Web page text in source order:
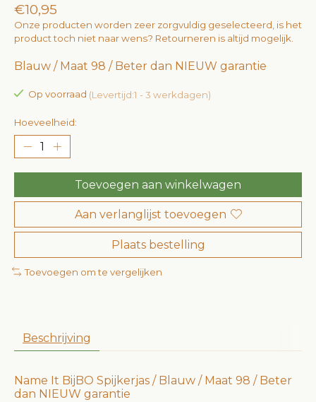
€10,95
Onze producten worden zeer zorgvuldig geselecteerd, is het
product toch niet naar wens? Retourneren is altijd mogelijk.
Blauw / Maat 98 / Beter dan NIEUW garantie
Op voorraad (Levertijd:1 - 3 werkdagen)
Hoeveelheid:
Toevoegen aan winkelwagen
Aan verlanglijst toevoegen
Plaats bestelling
Toevoegen om te vergelijken
Beschrijving
Name It BijBO Spijkerjas / Blauw / Maat 98 / Beter
dan NIEUW garantie